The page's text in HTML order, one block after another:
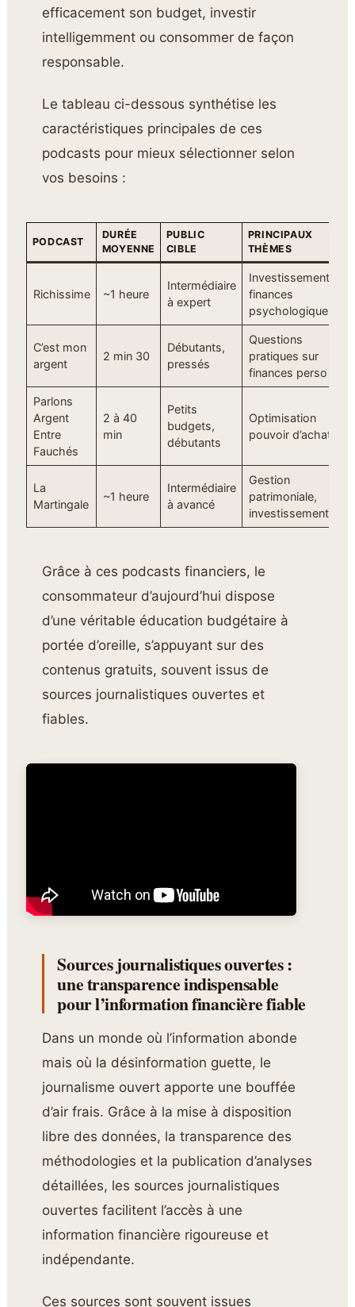
efficacement son budget, investir
intelligemment ou consommer de façon
responsable.
Le tableau ci-dessous synthétise les
caractéristiques principales de ces
podcasts pour mieux sélectionner selon
vos besoins :
PODCAST
DURÉE
MOYENNE
PUBLIC
CIBLE
PRINCIPAUX
THÈMES
Richissime ~1 heure
Intermédiaire
à expert
Investissement,
finances
psychologiques
C’est mon
argent
2 min 30
Débutants,
pressés
Questions
pratiques sur
finances perso
Parlons
Argent
Entre
Fauchés
2 à 40
min
Petits
budgets,
débutants
Optimisation
pouvoir d’achat
La
Martingale
~1 heure
Intermédiaire
à avancé
Gestion
patrimoniale,
investissement
Grâce à ces podcasts financiers, le
consommateur d’aujourd’hui dispose
d’une véritable éducation budgétaire à
portée d’oreille, s’appuyant sur des
contenus gratuits, souvent issus de
sources journalistiques ouvertes et
fiables.
Sources journalistiques ouvertes :
une transparence indispensable
pour l’information financière fiable
Dans un monde où l’information abonde
mais où la désinformation guette, le
journalisme ouvert apporte une bouffée
d’air frais. Grâce à la mise à disposition
libre des données, la transparence des
méthodologies et la publication d’analyses
détaillées, les sources journalistiques
ouvertes facilitent l’accès à une
information financière rigoureuse et
indépendante.
Ces sources sont souvent issues